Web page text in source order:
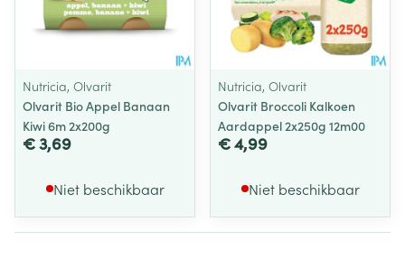
Nutricia, Olvarit
Olvarit Bio Appel Banaan
Kiwi 6m 2x200g
€ 3,69
Niet beschikbaar
Nutricia, Olvarit
Olvarit Broccoli Kalkoen
Aardappel 2x250g 12m00
€ 4,99
Niet beschikbaar